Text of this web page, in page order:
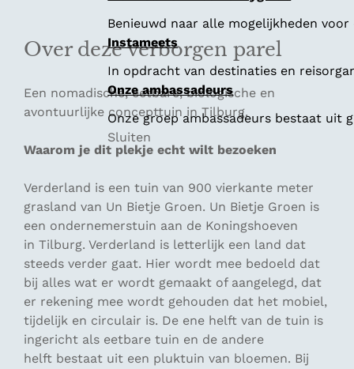
Benieuwd naar alle mogelijkheden
Instameets
In opdracht van destinaties en
Onze ambassadeurs
Onze groep ambassadeurs bestaat uit
Sluiten
Over deze verborgen parel
Een nomadische, eetbare, biologische en
avontuurlijke concepttuin in Tilburg.
Waarom je dit plekje echt wilt bezoeken
Verderland is een tuin van 900 vierkante meter
grasland van Un Bietje Groen. Un Bietje Groen is
een ondernemerstuin aan de Koningshoeven
in Tilburg. Verderland is letterlijk een land dat
steeds verder gaat. Hier wordt mee bedoeld dat
bij alles wat er wordt gemaakt of aangelegd, dat
er rekening mee wordt gehouden dat het mobiel,
tijdelijk en circulair is. De ene helft van de tuin is
ingericht als eetbare tuin en de andere
helft bestaat uit een pluktuin van bloemen. Bij